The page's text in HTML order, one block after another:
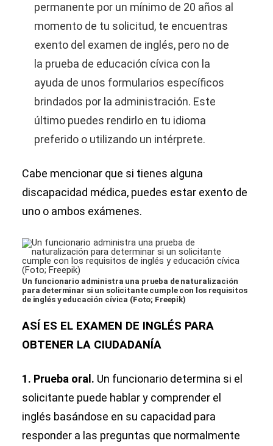
permanente por un mínimo de 20 años al
momento de tu solicitud, te encuentras
exento del examen de inglés, pero no de
la prueba de educación cívica con la
ayuda de unos formularios específicos
brindados por la administración. Este
último puedes rendirlo en tu idioma
preferido o utilizando un intérprete.
Cabe mencionar que si tienes alguna
discapacidad médica, puedes estar exento de
uno o ambos exámenes.
Un funcionario administra una prueba de naturalización
para determinar si un solicitante cumple con los requisitos
de inglés y educación cívica (Foto; Freepik)
ASÍ ES EL EXAMEN DE INGLÉS PARA
OBTENER LA CIUDADANÍA
1. Prueba oral. Un funcionario determina si el
solicitante puede hablar y comprender el
inglés basándose en su capacidad para
responder a las preguntas que normalmente